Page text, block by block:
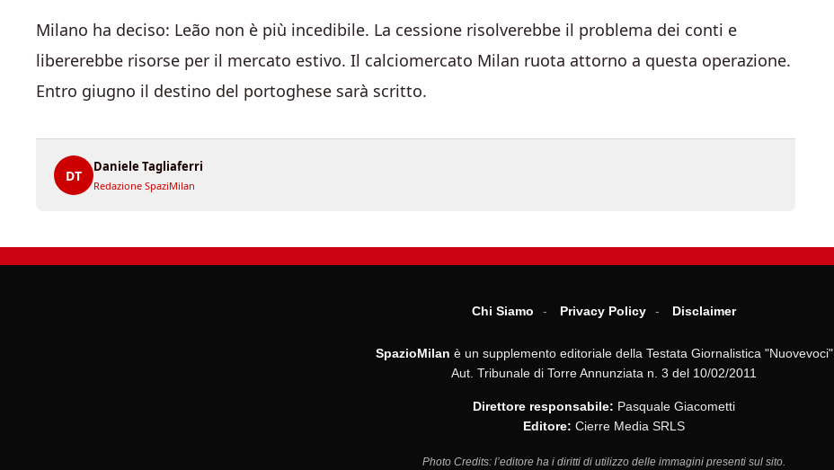
Milano ha deciso: Leão non è più incedibile. La cessione risolverebbe il problema dei conti e
libererebbe risorse per il mercato estivo. Il calciomercato Milan ruota attorno a questa operazione.
Entro giugno il destino del portoghese sarà scritto.
DT
Daniele Tagliaferri
Redazione SpaziMilan
Chi Siamo Privacy Policy Disclaimer
SpazioMilan è un supplemento editoriale della Testata Giornalistica "Nuovevoci"
Aut. Tribunale di Torre Annunziata n. 3 del 10/02/2011
Direttore responsabile: Pasquale Giacometti
Editore: Cierre Media SRLS
Photo Credits: l’editore ha i diritti di utilizzo delle immagini presenti sul sito.